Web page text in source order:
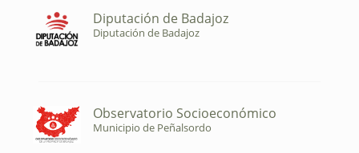
Diputación de Badajoz
Diputación de Badajoz
Observatorio Socioeconómico
Municipio de Peñalsordo